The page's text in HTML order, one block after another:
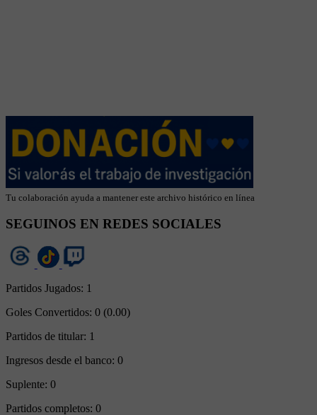
Tu colaboración ayuda a mantener este archivo histórico en línea
SEGUINOS EN REDES SOCIALES
Partidos Jugados: 1
Goles Convertidos: 0 (0.00)
Partidos de titular: 1
Ingresos desde el banco: 0
Suplente: 0
Partidos completos: 0